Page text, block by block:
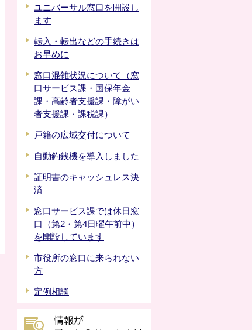
ユニバーサル窓口を開設し
ます
転入・転出などの手続きは
お早めに
窓口混雑状況について（窓
口サービス課・国保年金
課・高齢者支援課・障がい
者支援課・課税課）
戸籍の広域交付について
自動釣銭機を導入しました
証明書のキャッシュレス決
済
窓口サービス課では休日窓
口（第2・第4日曜午前中）
を開設しています
市役所の窓口に来られない
方
定例相談